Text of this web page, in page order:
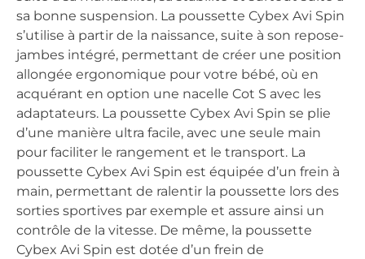
sa bonne suspension. La poussette Cybex Avi Spin
s’utilise à partir de la naissance, suite à son repose-
jambes intégré, permettant de créer une position
allongée ergonomique pour votre bébé, où en
acquérant en option une nacelle Cot S avec les
adaptateurs. La poussette Cybex Avi Spin se plie
d’une manière ultra facile, avec une seule main
pour faciliter le rangement et le transport. La
poussette Cybex Avi Spin est équipée d’un frein à
main, permettant de ralentir la poussette lors des
sorties sportives par exemple et assure ainsi un
contrôle de la vitesse. De même, la poussette
Cybex Avi Spin est dotée d’un frein de